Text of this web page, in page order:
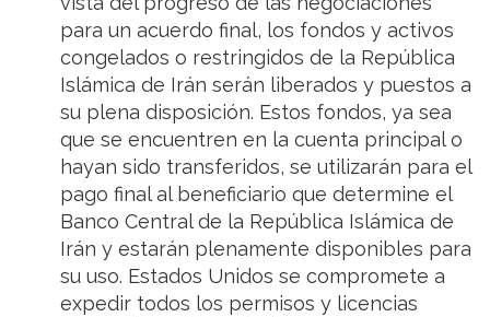
para un acuerdo final, los fondos y activos
congelados o restringidos de la República
Islámica de Irán serán liberados y puestos a
su plena disposición. Estos fondos, ya sea
que se encuentren en la cuenta principal o
hayan sido transferidos, se utilizarán para el
pago final al beneficiario que determine el
Banco Central de la República Islámica de
Irán y estarán plenamente disponibles para
su uso. Estados Unidos se compromete a
expedir todos los permisos y licencias